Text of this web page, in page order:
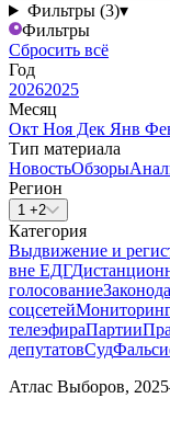
Фильтры (3)▾
Фильтры
Сбросить всё
Год
20262025
Месяц
Окт Ноя Дек Янв
Тип материала
НовостьОбзоры
Регион
1 +2
Категория
Выдвижение и
вне ЕДГ
голосование
соцсетей
телеэфираПартии
депутатовСуд
Атлас Выборов,